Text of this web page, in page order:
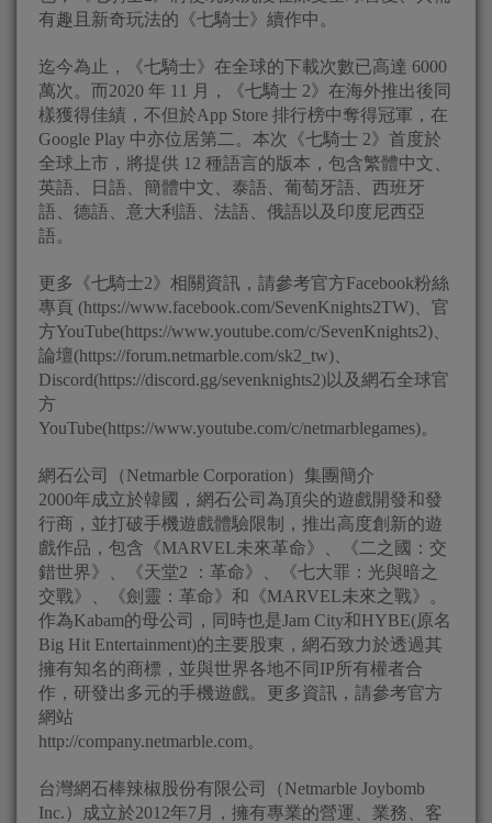
有趣且新奇玩法的《七騎士》續作中。
迄今為止，《七騎士》在全球的下載次數已高達 6000
萬次。而2020 年 11 月，《七騎士 2》在海外推出後同
樣獲得佳績，不但於App Store 排行榜中奪得冠軍，在
Google Play 中亦位居第二。本次《七騎士 2》首度於
全球上市，將提供 12 種語言的版本，包含繁體中文、
英語、日語、簡體中文、泰語、葡萄牙語、西班牙
語、德語、意大利語、法語、俄語以及印度尼西亞
語。
更多《七騎士2》相關資訊，請參考官方Facebook粉絲
專頁 (https://www.facebook.com/SevenKnights2TW)、官
方YouTube(https://www.youtube.com/c/SevenKnights2)、
論壇(https://forum.netmarble.com/sk2_tw)、
Discord(https://discord.gg/sevenknights2)以及網石全球官
方
YouTube(https://www.youtube.com/c/netmarblegames)。
網石公司（Netmarble Corporation）集團簡介
2000年成立於韓國，網石公司為頂尖的遊戲開發和發
行商，並打破手機遊戲體驗限制，推出高度創新的遊
戲作品，包含《MARVEL未來革命》、《二之國：交
錯世界》、《天堂2 ：革命》、《七大罪：光與暗之
交戰》、《劍靈：革命》和《MARVEL未來之戰》。
作為Kabam的母公司，同時也是Jam City和HYBE(原名
Big Hit Entertainment)的主要股東，網石致力於透過其
擁有知名的商標，並與世界各地不同IP所有權者合
作，研發出多元的手機遊戲。更多資訊，請參考官方
網站
http://company.netmarble.com。
台灣網石棒辣椒股份有限公司（Netmarble Joybomb
Inc.）成立於2012年7月，擁有專業的營運、業務、客